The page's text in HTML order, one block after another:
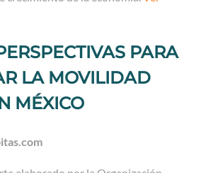
PARA
LA MOVILIDAD
MÉXICO